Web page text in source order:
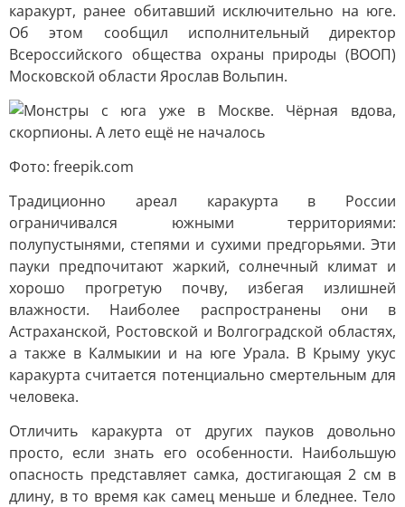
каракурт, ранее обитавший исключительно на юге.
Об этом сообщил исполнительный директор
Всероссийского общества охраны природы (ВООП)
Московской области Ярослав Вольпин.
Фото: freepik.com
Традиционно ареал каракурта в России
ограничивался южными территориями:
полупустынями, степями и сухими предгорьями. Эти
пауки предпочитают жаркий, солнечный климат и
хорошо прогретую почву, избегая излишней
влажности. Наиболее распространены они в
Астраханской, Ростовской и Волгоградской областях,
а также в Калмыкии и на юге Урала. В Крыму укус
каракурта считается потенциально смертельным для
человека.
Отличить каракурта от других пауков довольно
просто, если знать его особенности. Наибольшую
опасность представляет самка, достигающая 2 см в
длину, в то время как самец меньше и бледнее. Тело